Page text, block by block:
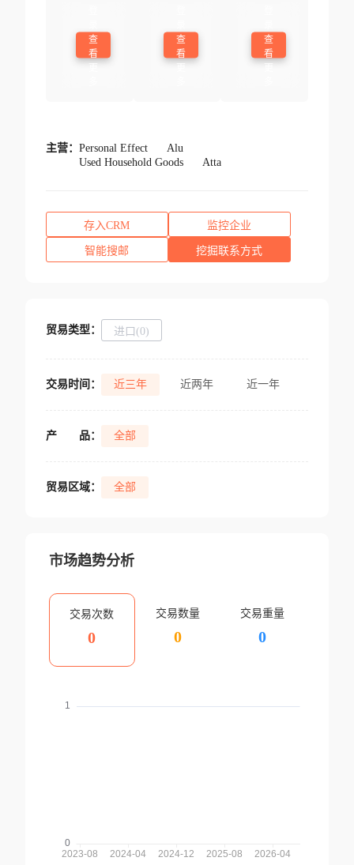
查
看
查
看
查
看
主营： Personal Effect
Alu
Used Household Goods
Atta
存入CRM 监控企业
智能搜邮 挖掘联系方式
贸易类型： 进口(0)
交易时间： 近三年 近两年 近一年
产 品： 全部
贸易区域： 全部
市场趋势分析
交易次数
0
交易数量
0
交易重量
0